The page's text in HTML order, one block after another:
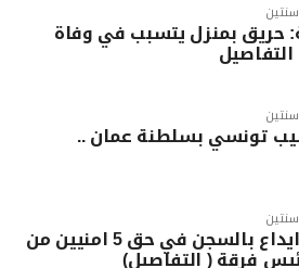
حريق بمنزل يتسبب في وفاة
تونسي بسلطنة عمان ..
ابطاقة ايداع بالسجن في حق 5 امنيين من
فرقة ( التفاصيل)